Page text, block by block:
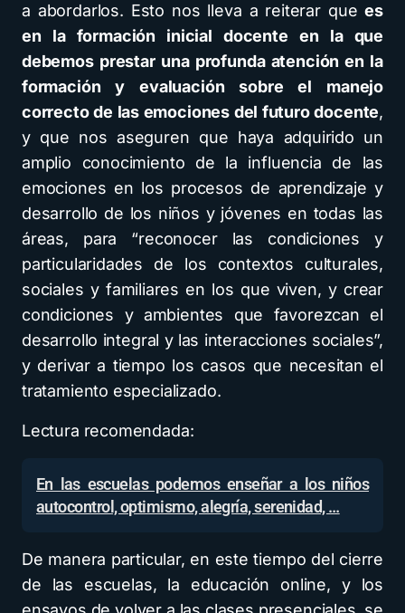
a abordarlos. Esto nos lleva a reiterar quees
en la formación inicial docente en la que
debemos prestar una profunda atención en la
formación y evaluación sobre el manejo
correcto de las emociones del futuro docente,
y que nos aseguren que haya adquirido un
amplio conocimiento de la influencia de las
emociones en los procesos de aprendizaje y
desarrollo de los niños y jóvenes en todas las
áreas, para “reconocer las condiciones y
particularidades de los contextos culturales,
sociales y familiares en los que viven, y crear
condiciones y ambientes que favorezcan el
desarrollo integral y las interacciones sociales”,
y derivar a tiempo los casos que necesitan el
tratamiento especializado.
Lectura recomendada:
En las escuelas podemos enseñar a los niños
autocontrol, optimismo, alegría, serenidad, …
De manera particular, en este tiempo del cierre
de las escuelas, la educación online, y los